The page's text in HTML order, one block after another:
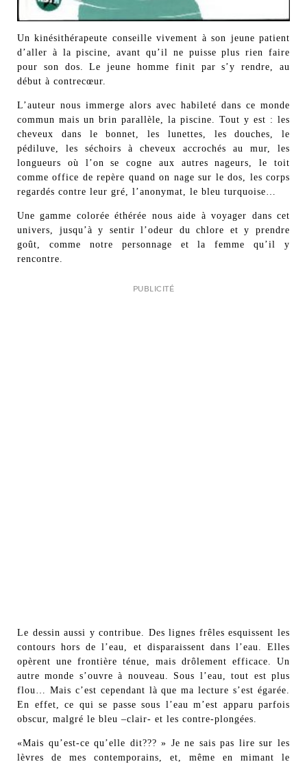
Un kinésithérapeute conseille vivement à son jeune patient
d’aller à la piscine, avant qu’il ne puisse plus rien faire
pour son dos. Le jeune homme finit par s’y rendre, au
début à contrecœur.
L’auteur nous immerge alors avec habileté dans ce monde
commun mais un brin parallèle, la piscine. Tout y est : les
cheveux dans le bonnet, les lunettes, les douches, le
pédiluve, les séchoirs à cheveux accrochés au mur, les
longueurs où l’on se cogne aux autres nageurs, le toit
comme office de repère quand on nage sur le dos, les corps
regardés contre leur gré, l’anonymat, le bleu turquoise…
Une gamme colorée éthérée nous aide à voyager dans cet
univers, jusqu’à y sentir l’odeur du chlore et y prendre
goût, comme notre personnage et la femme qu’il y
rencontre.
PUBLICITÉ
Le dessin aussi y contribue. Des lignes frêles esquissent les
contours hors de l’eau, et disparaissent dans l’eau. Elles
opèrent une frontière ténue, mais drôlement efficace. Un
autre monde s’ouvre à nouveau. Sous l’eau, tout est plus
flou… Mais c’est cependant là que ma lecture s’est égarée.
En effet, ce qui se passe sous l’eau m’est apparu parfois
obscur, malgré le bleu –clair- et les contre-plongées.
«Mais qu’est-ce qu’elle dit??? » Je ne sais pas lire sur les
lèvres de mes contemporains, et, même en mimant le